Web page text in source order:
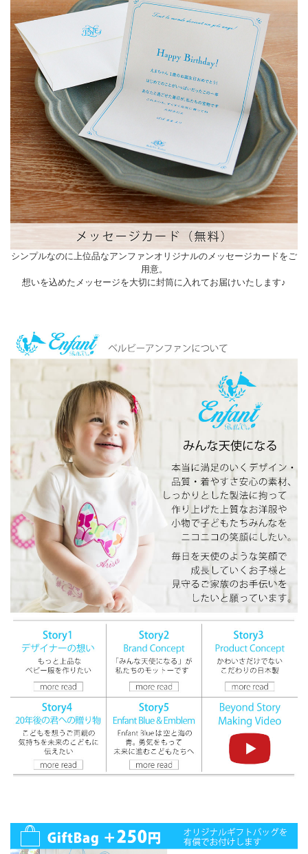
シンプルなのに上位品なアンファンオリジナルのメッセージカードをご
用意。
想いを込めたメッセージを大切に封筒に入れてお届けいたします♪